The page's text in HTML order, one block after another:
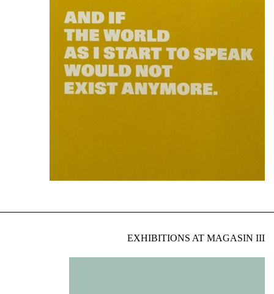
EXHIBITIONS AT MAGASIN III